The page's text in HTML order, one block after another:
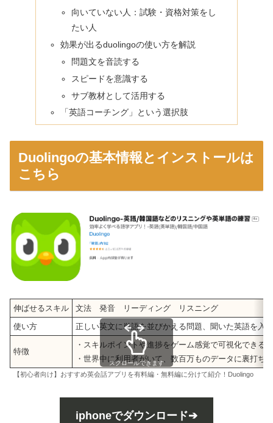
向いていない人：試験・資格対策をし
たい人
効果が出るduolingoの使い方を解説
問題文を音読する
スピードを意識する
サブ教材として活用する
「英語コーチング」という選択肢
Duolingoの基本情報とインストールは
こちら
伸ばせるスキル
文法 発音 リーディング リスニング
使い方
正しい英文に単語を並びかえる問題、聞いた英語を入
特徴
・スキルポイントや進捗をゲーム感覚で可視化できる
・世界中に利用者がいて、数百万ものデータに裏打ち
スクロールできます
【初心者向け】おすすめ英会話アプリを有料編・無料編に分けて紹介！Duolingo
iphoneでダウンロード➔